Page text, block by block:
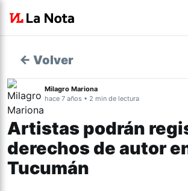
← Volver
Milagro Mariona
hace 7 años • 2 min de lectura
Artistas podrán
derechos de autor
Tucumán